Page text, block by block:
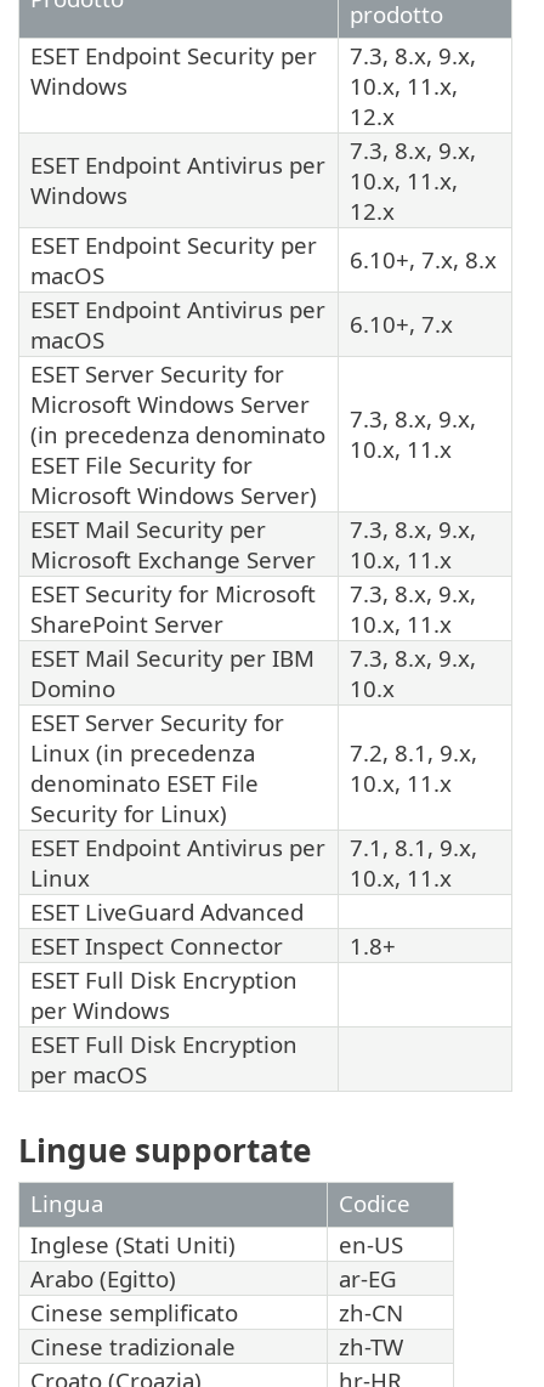
prodotto
ESET Endpoint Security per
Windows
7.3, 8.x, 9.x,
10.x, 11.x,
12.x
ESET Endpoint Antivirus per
Windows
7.3, 8.x, 9.x,
10.x, 11.x,
12.x
ESET Endpoint Security per
macOS
6.10+, 7.x, 8.x
ESET Endpoint Antivirus per
macOS
6.10+, 7.x
ESET Server Security for
Microsoft Windows Server
(in precedenza denominato
ESET File Security for
Microsoft Windows Server)
7.3, 8.x, 9.x,
10.x, 11.x
ESET Mail Security per
Microsoft Exchange Server
7.3, 8.x, 9.x,
10.x, 11.x
ESET Security for Microsoft
SharePoint Server
7.3, 8.x, 9.x,
10.x, 11.x
ESET Mail Security per IBM
Domino
7.3, 8.x, 9.x,
10.x
ESET Server Security for
Linux (in precedenza
denominato ESET File
Security for Linux)
7.2, 8.1, 9.x,
10.x, 11.x
ESET Endpoint Antivirus per
Linux
7.1, 8.1, 9.x,
10.x, 11.x
ESET LiveGuard Advanced
ESET Inspect Connector
1.8+
ESET Full Disk Encryption
per Windows
ESET Full Disk Encryption
per macOS
Lingue supportate
Lingua
Codice
Inglese (Stati Uniti)
en-US
Arabo (Egitto)
ar-EG
Cinese semplificato
zh-CN
Cinese tradizionale
zh-TW
Croato (Croazia)
hr-HR